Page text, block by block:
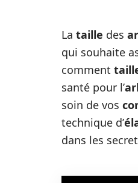
La taille des
qui souhaite
comment
santé pour l’
soin de vos
technique d’
dans les